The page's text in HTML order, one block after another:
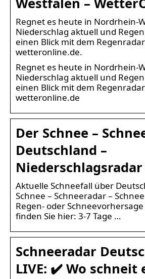
Regnet es heute in Nordrhein-
Niederschlag aktuell und
einen Blick mit dem
wetteronline.de.
Regnet es heute in Nordrhein-
Niederschlag aktuell und
einen Blick mit dem
wetteronline.de
Der Schnee –
Deutschland –
Niederschlagsradar
Aktuelle Schneefall über
Schnee – Schneeradar –
Regen- oder Schneevorhersage
finden Sie hier: 3-7 Tage …
Schneeradar
LIVE: ✔️ Wo schneit